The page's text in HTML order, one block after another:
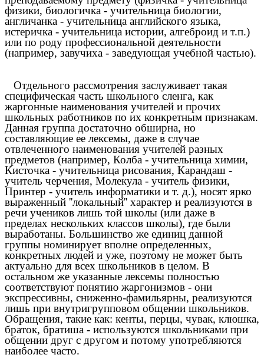
физики, биологичка - учительница биологии,
англичанка - учительница английского языка,
истеричка - учительница истории, алгеброид и т.п.)
или по роду профессиональной деятельности
(например, завучиха - заведующая учебной частью).
Отдельного рассмотрения заслуживает такая
специфическая часть школьного сленга, как
жаргонные наименования учителей и прочих
школьных работников по их конкретным признакам.
Данная группа достаточно обширна, но
составляющие ее лексемы, даже в случае
отвлеченного наименования учителей разных
предметов (например, Колба - учительница химии,
Кисточка - учительница рисования, Карандаш -
учитель черчения, Молекула - учитель физики,
Принтер - учитель информатики и т. д.), носят ярко
выраженный ''локальный'' характер и реализуются в
речи учеников лишь той школы (или даже в
пределах нескольких классов школы), где были
выработаны. Большинство же единиц данной
группы номинирует вполне определенных,
конкретных людей и уже, поэтому не может быть
актуально для всех школьников в целом. В
остальном же указанные лексемы полностью
соответствуют понятию жаргонизмов - они
экспрессивны, сниженно-фамильярны, реализуются
лишь при внутригрупповом общении школьников.
Обращения, такие как: кенты, перцы, чувак, клюшка,
браток, братиша - используются школьниками при
общении друг с другом и потому употребляются
наиболее часто.